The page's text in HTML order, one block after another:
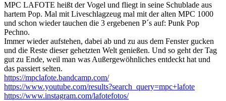
MPC LAFOTE heißt der Vogel und fliegt in seine Schublade aus
hartem Pop. Mal mit Liveschlagzeug mal mit der alten MPC 1000
und schon wieder tauchen die 3 ergebenen P´s auf: Punk Pop
Pechno.
Immer wieder aufstehen, dabei ab und zu aus dem Fenster gucken
und die Reste dieser gehetzten Welt genießen. Und so geht der Tag
gut zu Ende, weil man was Außergewöhnliches entdeckt hat und
das passiert selten.
https://mpclafote.bandcamp.com/
https://www.youtube.com/results?search_query=mpc+lafote
https://www.instagram.com/lafotefotos/